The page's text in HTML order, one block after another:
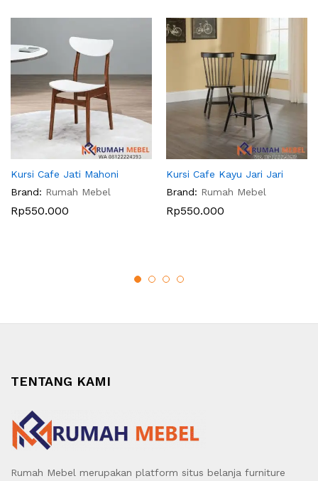
Kursi Cafe Jati Mahoni
Brand: Rumah Mebel
Rp550.000
Kursi Cafe Kayu Jari Jari
Brand: Rumah Mebel
Rp550.000
TENTANG KAMI
Rumah Mebel merupakan platform situs belanja furniture